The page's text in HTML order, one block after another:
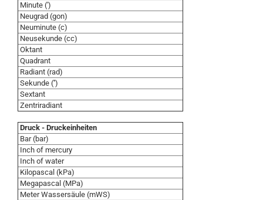
Minute (')
Neugrad (gon)
Neuminute (c)
Neusekunde (cc)
Oktant
Quadrant
Radiant (rad)
Sekunde ('')
Sextant
Zentriradiant
Druck - Druckeinheiten
Bar (bar)
Inch of mercury
Inch of water
Kilopascal (kPa)
Megapascal (MPa)
Meter Wassersäule (mWS)